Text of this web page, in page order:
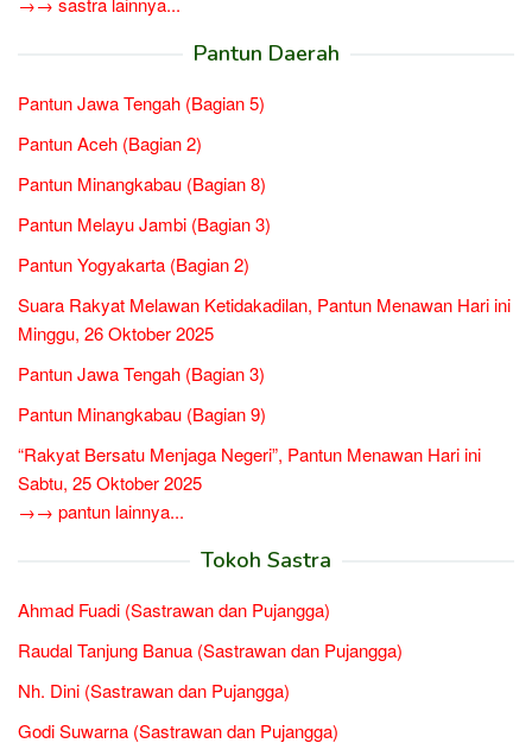
Pantun Daerah
Pantun Jawa Tengah (Bagian 5)
Pantun Aceh (Bagian 2)
Pantun Minangkabau (Bagian 8)
Pantun Melayu Jambi (Bagian 3)
Pantun Yogyakarta (Bagian 2)
Suara Rakyat Melawan Ketidakadilan, Pantun Menawan Hari ini
Minggu, 26 Oktober 2025
Pantun Jawa Tengah (Bagian 3)
Pantun Minangkabau (Bagian 9)
“Rakyat Bersatu Menjaga Negeri”, Pantun Menawan Hari ini
Sabtu, 25 Oktober 2025
→→ pantun lainnya...
Tokoh Sastra
Ahmad Fuadi (Sastrawan dan Pujangga)
Raudal Tanjung Banua (Sastrawan dan Pujangga)
Nh. Dini (Sastrawan dan Pujangga)
Godi Suwarna (Sastrawan dan Pujangga)